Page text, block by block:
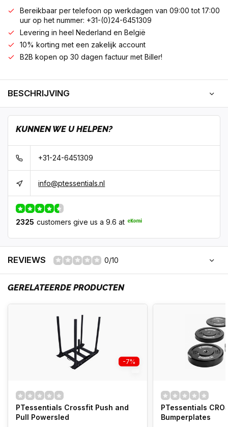
Bereikbaar per telefoon op werkdagen van 09:00 tot 17:00
uur op het nummer: +31-(0)24-6451309
Levering in heel Nederland en België
10% korting met een zakelijk account
B2B kopen op 30 dagen factuur met Biller!
BESCHRIJVING
KUNNEN WE U HELPEN?
+31-24-6451309
info@ptessentials.nl
2325 customers give us a 9.6 at
REVIEWS 0/10
GERELATEERDE PRODUCTEN
-7%
PTessentials Crossfit Push and
Pull Powersled
PTessentials
Bumperplates